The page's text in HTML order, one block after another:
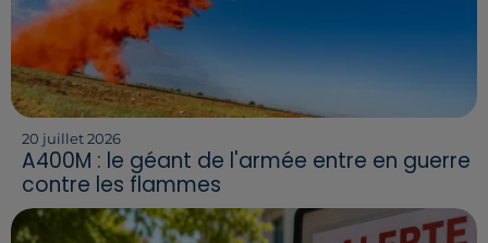
20 juillet 2026
A400M : le géant de l'armée entre en guerre
contre les flammes